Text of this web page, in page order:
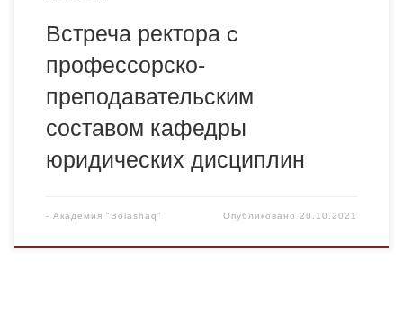
Встреча ректора c
профессорско-
преподавательским
составом кафедры
юридических дисциплин
- Академия "Bolashaq" Опубликовано20.10.2021